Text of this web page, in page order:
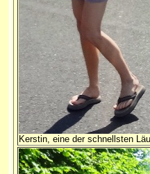
Kerstin, eine der schnellsten